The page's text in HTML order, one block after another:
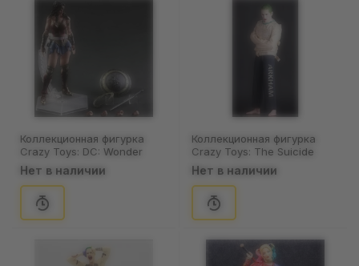
Коллекционная фигурка
Crazy Toys: DC: Wonder
Woman, (44187)
Нет в наличии
Коллекционная фигурка
Crazy Toys: The Suicide
Squad: Joker, (44394)
Нет в наличии